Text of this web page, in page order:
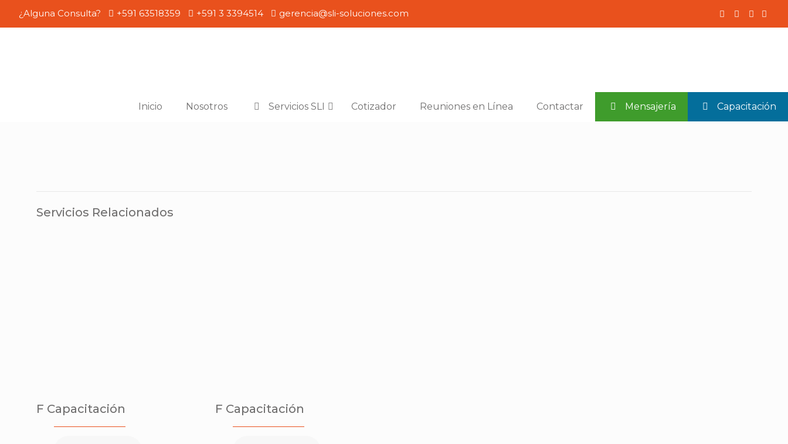
¿Alguna Consulta? +591 63518359 +591 3 3394514 gerencia@sli-soluciones.com
Inicio Nosotros Servicios SLI Cotizador Reuniones en Línea Contactar Mensajería Capacitación
Servicios Relacionados
F Capacitación F Capacitación